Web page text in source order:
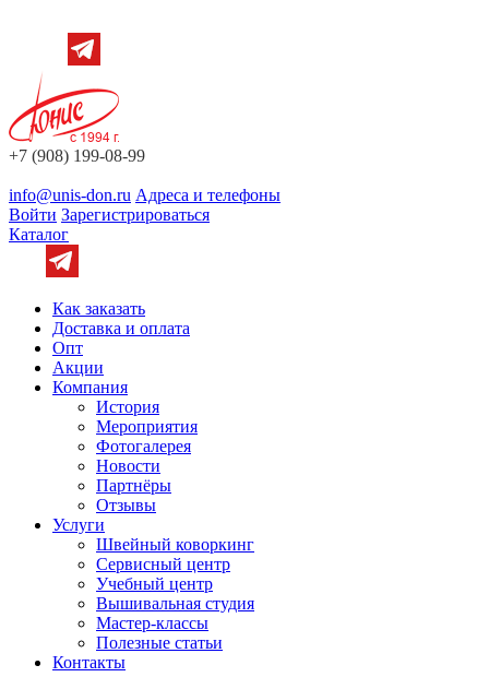
+7 (908) 199-08-99
info@unis-don.ru Адреса и телефоны
Войти Зарегистрироваться
Каталог
Как заказать
Доставка и оплата
Опт
Акции
Компания
История
Мероприятия
Фотогалерея
Новости
Партнёры
Отзывы
Услуги
Швейный коворкинг
Сервисный центр
Учебный центр
Вышивальная студия
Мастер-классы
Полезные статьи
Контакты